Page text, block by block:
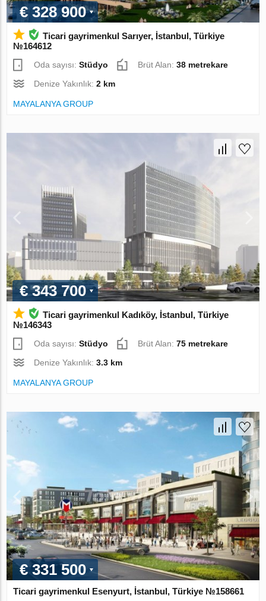
€ 328 900
Ticari gayrimenkul Sarıyer, İstanbul, Türkiye
№164612
Oda sayısı:Stüdyo Brüt Alan:38 metrekare
Denize Yakınlık:2 km
MAYALANYA GROUP
€ 343 700
Ticari gayrimenkul Kadıköy, İstanbul, Türkiye
№146343
Oda sayısı:Stüdyo Brüt Alan:75 metrekare
Denize Yakınlık:3.3 km
MAYALANYA GROUP
€ 331 500
Ticari gayrimenkul Esenyurt, İstanbul, Türkiye №158661